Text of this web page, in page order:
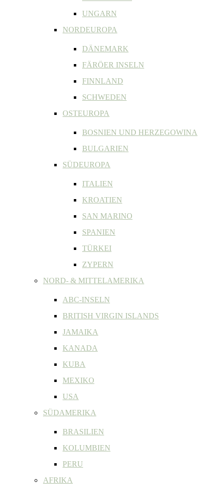
UNGARN
NORDEUROPA
DÄNEMARK
FÄRÖER INSELN
FINNLAND
SCHWEDEN
OSTEUROPA
BOSNIEN UND HERZEGOWINA
BULGARIEN
SÜDEUROPA
ITALIEN
KROATIEN
SAN MARINO
SPANIEN
TÜRKEI
ZYPERN
NORD- & MITTELAMERIKA
ABC-INSELN
BRITISH VIRGIN ISLANDS
JAMAIKA
KANADA
KUBA
MEXIKO
USA
SÜDAMERIKA
BRASILIEN
KOLUMBIEN
PERU
AFRIKA